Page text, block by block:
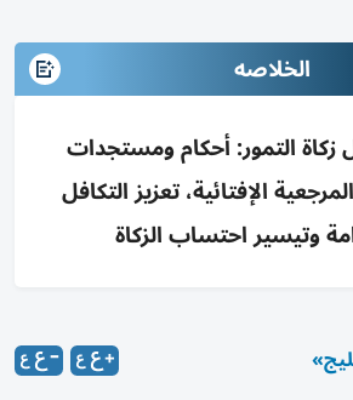
الخلاصه
زكاة التمور: أحكام ومستجدات
الإفتائية، تعزيز التكافل
وتيسير احتساب الزكاة